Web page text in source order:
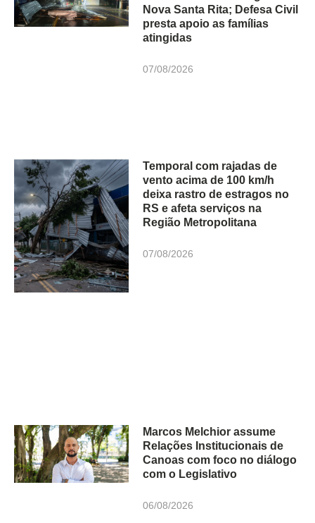
Nova Santa Rita; Defesa Civil
presta apoio as famílias
atingidas
07/08/2026
Temporal com rajadas de
vento acima de 100 km/h
deixa rastro de estragos no
RS e afeta serviços na
Região Metropolitana
07/08/2026
Marcos Melchior assume
Relações Institucionais de
Canoas com foco no diálogo
com o Legislativo
06/08/2026